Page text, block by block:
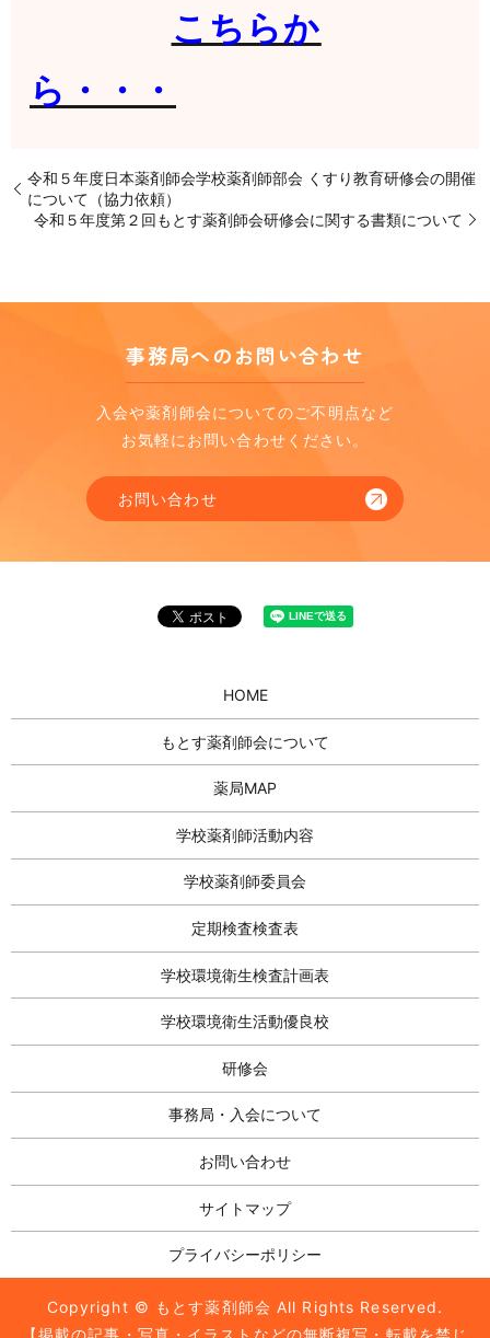
こちらか
ら・・・
令和５年度日本薬剤師会学校薬剤師部会 くすり教育研修会の開催
について（協力依頼）
令和５年度第２回もとす薬剤師会研修会に関する書類について
事務局へのお問い合わせ
入会や薬剤師会についてのご不明点など
お気軽にお問い合わせください。
お問い合わせ
HOME
もとす薬剤師会について
薬局MAP
学校薬剤師活動内容
学校薬剤師委員会
定期検査検査表
学校環境衛生検査計画表
学校環境衛生活動優良校
研修会
事務局・入会について
お問い合わせ
サイトマップ
プライバシーポリシー
Copyright © もとす薬剤師会 All Rights Reserved.
【掲載の記事・写真・イラストなどの無断複写・転載を禁じ